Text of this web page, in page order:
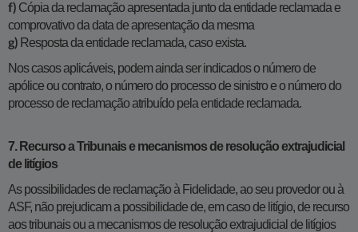
f) Cópia da reclamação apresentada junto da entidade reclamada e
comprovativo da data de apresentação da mesma
g) Resposta da entidade reclamada, caso exista.
Nos casos aplicáveis, podem ainda ser indicados o número de
apólice ou contrato, o número do processo de sinistro e o número do
processo de reclamação atribuído pela entidade reclamada.
7. Recurso a Tribunais e mecanismos de resolução extrajudicial
de litígios
As possibilidades de reclamação à Fidelidade, ao seu provedor ou à
ASF, não prejudicam a possibilidade de, em caso de litígio, de recurso
aos tribunais ou a mecanismos de resolução extrajudicial de litígios